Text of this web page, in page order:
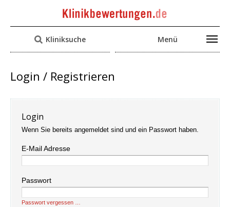
Kliniksuche Menü
Login / Registrieren
Login
Wenn Sie bereits angemeldet sind und ein Passwort haben.
E-Mail Adresse
Passwort
Passwort vergessen …